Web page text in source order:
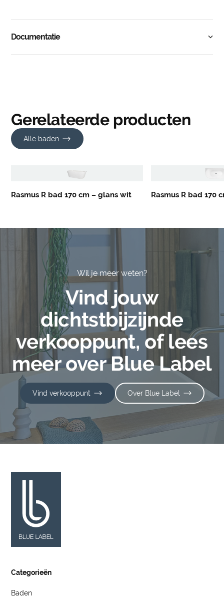
Documentatie
Gerelateerde producten
Alle baden
Rasmus R bad 170 cm – glans wit Rasmus R bad 170
Wil je meer weten?
Vind jouw
dichtstbijzijnde
verkooppunt, of lees
meer over Blue Label
Vind verkooppunt Over Blue Label
Categorieën
Baden